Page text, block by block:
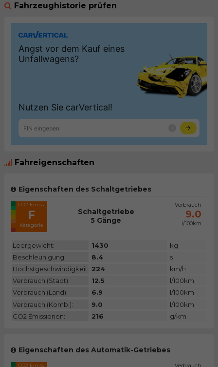
Fahrzeughistorie prüfen
Fahreigenschaften
Eigenschaften des Schaltgetriebes
CO2 Emiss.
F
Kategorie
Schaltgetriebe
5 Gänge
Verbrauch
9.0
l/100km
Leergewicht: 1430
kg
Beschleunigung:
8.4
s
Höchstgeschwindigkeit: 224
km/h
Verbrauch (Stadt):
12.5
l/100km
Verbrauch (Land):
6.9
l/100km
Verbrauch (Komb.):
9.0
l/100km
CO2 Emissionen:
216 g/km
Eigenschaften des Automatik-Getriebes
CO2 Emiss.